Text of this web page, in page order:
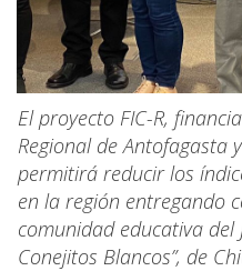
El proyecto FIC-R,
Regional de Antofagasta
permitirá reducir los
en la región entregando
comunidad educativa del
Conejitos Blancos”, de